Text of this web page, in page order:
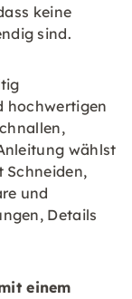
keine
sind.
hochwertigen
wählst
Schneiden,
und
Details
einem